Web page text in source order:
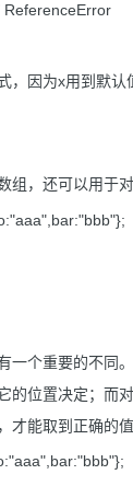
ReferenceError
，因为x用到默
组，还可以用于
一个重要的不同
的位置决定；而
才能取到正确的值